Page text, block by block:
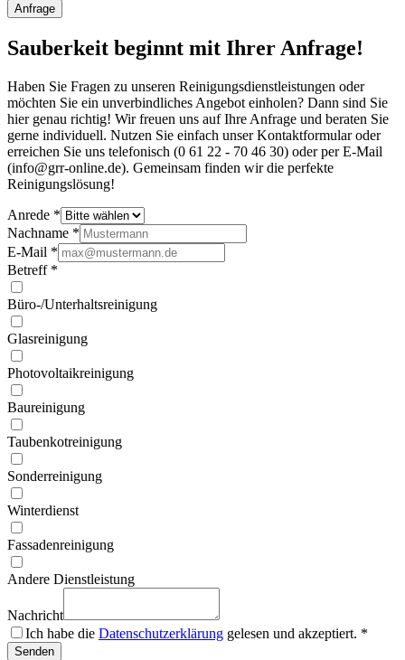
Anfrage
Sauberkeit beginnt mit Ihrer Anfrage!
Haben Sie Fragen zu unseren Reinigungsdienstleistungen oder
möchten Sie ein unverbindliches Angebot einholen? Dann sind Sie
hier genau richtig! Wir freuen uns auf Ihre Anfrage und beraten Sie
gerne individuell. Nutzen Sie einfach unser Kontaktformular oder
erreichen Sie uns telefonisch (0 61 22 - 70 46 30) oder per E-Mail
(info@grr-online.de). Gemeinsam finden wir die perfekte
Reinigungslösung!
Anrede *
Nachname *
E-Mail *
Betreff *
Büro-/Unterhaltsreinigung
Glasreinigung
Photovoltaikreinigung
Baureinigung
Taubenkotreinigung
Sonderreinigung
Winterdienst
Fassadenreinigung
Andere Dienstleistung
Nachricht
Ich habe die Datenschutzerklärung gelesen und akzeptiert. *
Senden